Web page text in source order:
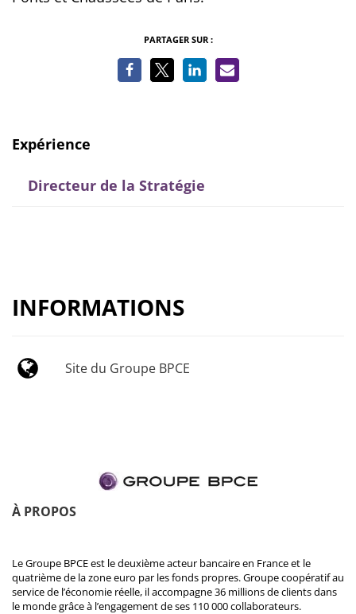
PARTAGER SUR :
Expérience
Directeur de la Stratégie
INFORMATIONS
Site du Groupe BPCE
À PROPOS
Le Groupe BPCE est le deuxième acteur bancaire en France et le
quatrième de la zone euro par les fonds propres. Groupe coopératif au
service de l’économie réelle, il accompagne 36 millions de clients dans
le monde grâce à l’engagement de ses 110 000 collaborateurs.